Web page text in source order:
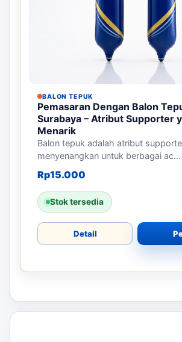
BALON TEPUK
Pemasaran Dengan Balon
Surabaya – Atribut Supporter
Menarik
Balon tepuk adalah atribut
menyenangkan untuk berbagai ac...
Rp15.000
Stok tersedia
Detail